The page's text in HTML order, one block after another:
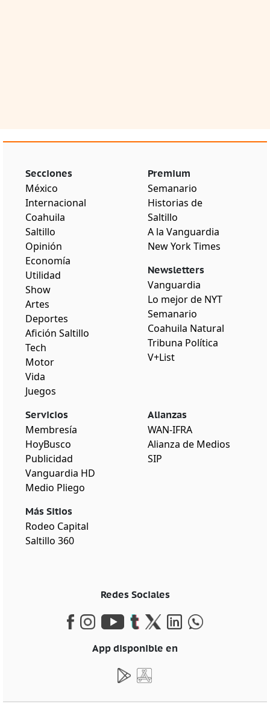
Secciones
México
Internacional
Coahuila
Saltillo
Opinión
Economía
Utilidad
Show
Artes
Deportes
Afición Saltillo
Tech
Motor
Vida
Juegos
Premium
Semanario
Historias de
Saltillo
A la Vanguardia
New York Times
Newsletters
Vanguardia
Lo mejor de NYT
Semanario
Coahuila Natural
Tribuna Política
V+List
Servicios
Membresía
HoyBusco
Publicidad
Vanguardia HD
Medio Pliego
Más Sitios
Rodeo Capital
Saltillo 360
Alianzas
WAN-IFRA
Alianza de Medios
SIP
Redes Sociales
App disponible en